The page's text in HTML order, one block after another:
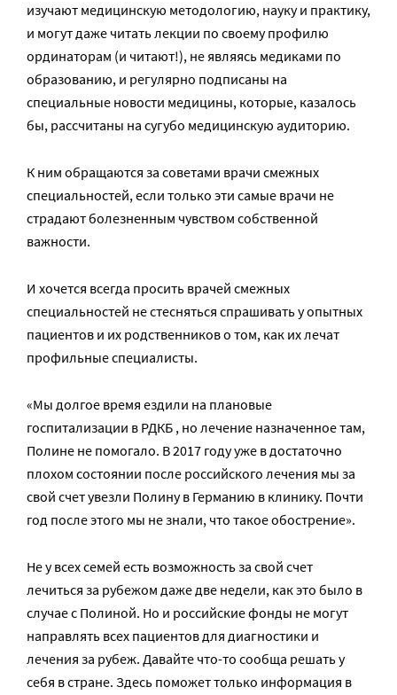
изучают медицинскую методологию, науку и практику,
и могут даже читать лекции по своему профилю
ординаторам (и читают!), не являясь медиками по
образованию, и регулярно подписаны на
специальные новости медицины, которые, казалось
бы, рассчитаны на сугубо медицинскую аудиторию.
К ним обращаются за советами врачи смежных
специальностей, если только эти самые врачи не
страдают болезненным чувством собственной
важности.
И хочется всегда просить врачей смежных
специальностей не стесняться спрашивать у опытных
пациентов и их родственников о том, как их лечат
профильные специалисты.
«Мы долгое время ездили на плановые
госпитализации в РДКБ , но лечение назначенное там,
Полине не помогало. В 2017 году уже в достаточно
плохом состоянии после российского лечения мы за
свой счет увезли Полину в Германию в клинику. Почти
год после этого мы не знали, что такое обострение».
Не у всех семей есть возможность за свой счет
лечиться за рубежом даже две недели, как это было в
случае с Полиной. Но и российские фонды не могут
направлять всех пациентов для диагностики и
лечения за рубеж. Давайте что-то сообща решать у
себя в стране. Здесь поможет только информация в